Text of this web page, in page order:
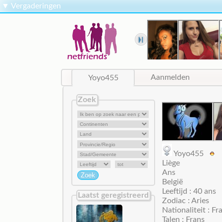
▼ Vergaderingen
Yoyo455 Aanmelden
Zoek
Laatst geregistreerd
Yoyo455
Liège
Ans
België
Leeftijd : 40 ans
Zodiac : Aries
Nationaliteit :
Talen : Frans